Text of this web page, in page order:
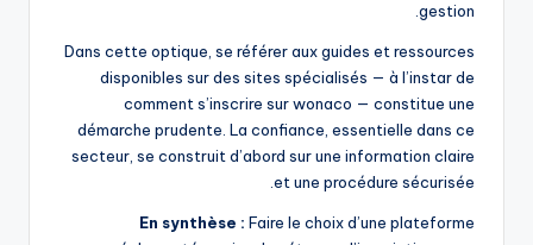
gestion.
Dans cette optique, se référer aux guides et ressources
disponibles sur des sites spécialisés — à l’instar de
comment s’inscrire sur wonaco — constitue une
démarche prudente. La confiance, essentielle dans ce
secteur, se construit d’abord sur une information claire
et une procédure sécurisée.
En synthèse : Faire le choix d’une plateforme